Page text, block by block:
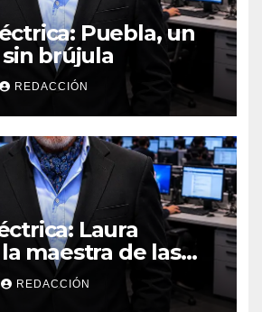
Puebla, un
brújula
REDACCIÓN
Laura
maestra de las
Por Antonio
Guevara
REDACCIÓN